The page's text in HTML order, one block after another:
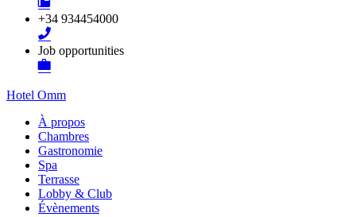
+34 934454000
Job opportunities
Hotel Omm
À propos
Chambres
Gastronomie
Spa
Terrasse
Lobby & Club
Évènements